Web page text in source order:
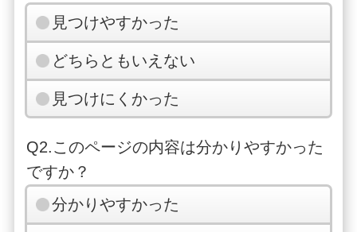
見つけやすかった
どちらともいえない
見つけにくかった
Q2.このページの内容は分かりやすかった
ですか？
分かりやすかった